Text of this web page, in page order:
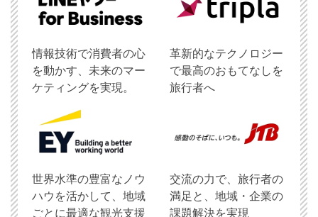
情報技術で消費者の心
を動かす、未来のマー
ケティングを実現。
革新的なテクノロジー
で最高のおもてなしを
旅行者へ
世界水準の豊富なノウ
ハウを活かして、地域
ごとに最適な観光支援
交流の力で、旅行者の
満足と、地域・企業の
課題解決を実現